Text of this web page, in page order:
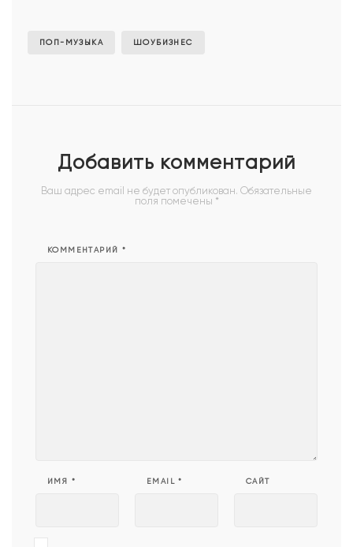
ПОП-МУЗЫКА ШОУБИЗНЕС
Добавить комментарий
Ваш адрес email не будет опубликован. Обязательные
поля помечены *
КОММЕНТАРИЙ *
ИМЯ * EMAIL* САЙТ